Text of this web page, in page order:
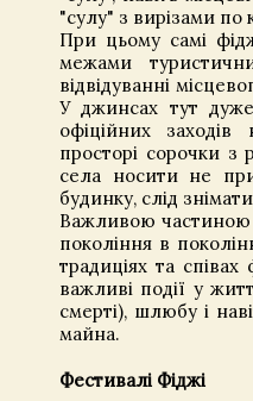
"сулу" з вирізами по
При цьому самі
межами
відвідуванні
У джинсах тут
офіційних
просторі сорочки
села носити не
будинку, слід
Важливою частиною
покоління в
традиціях та співах
важливі події у
смерті), шлюбу і
майна.
Фестивалі Фіджі